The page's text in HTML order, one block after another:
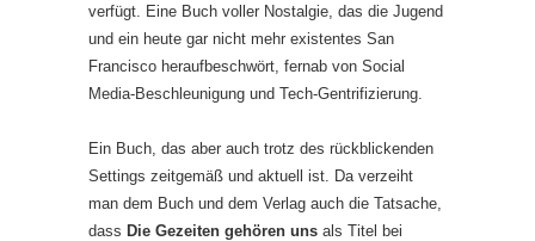
verfügt. Eine Buch voller Nostalgie, das die Jugend
und ein heute gar nicht mehr existentes San
Francisco heraufbeschwört, fernab von Social
Media-Beschleunigung und Tech-Gentrifizierung.
Ein Buch, das aber auch trotz des rückblickenden
Settings zeitgemäß und aktuell ist. Da verzeiht
man dem Buch und dem Verlag auch die Tatsache,
dass Die Gezeiten gehören uns als Titel bei